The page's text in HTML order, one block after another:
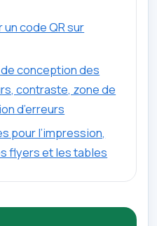
code QR sur
conception des
contraste, zone de
d’erreurs
pour l’impression,
flyers et les tables